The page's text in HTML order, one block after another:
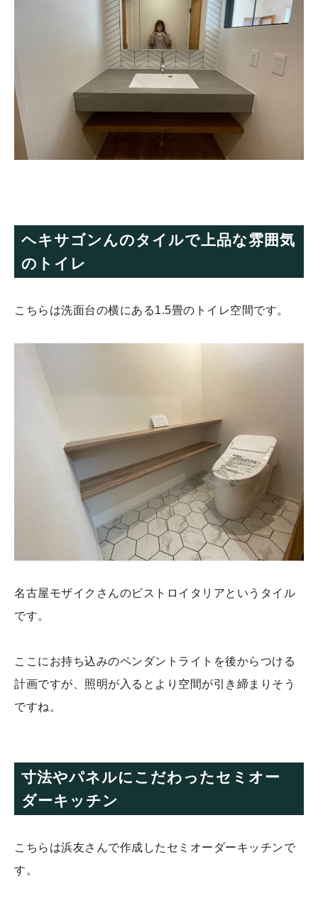
ヘキサゴンんのタイルで上品な雰囲気
のトイレ
こちらは洗面台の横にある1.5畳のトイレ空間です。
名古屋モザイクさんのビストロイタリアというタイル
です。
ここにお持ち込みのペンダントライトを後からつける
計画ですが、照明が入るとより空間が引き締まりそう
ですね。
寸法やパネルにこだわったセミオー
ダーキッチン
こちらは浜友さんで作成したセミオーダーキッチンで
す。